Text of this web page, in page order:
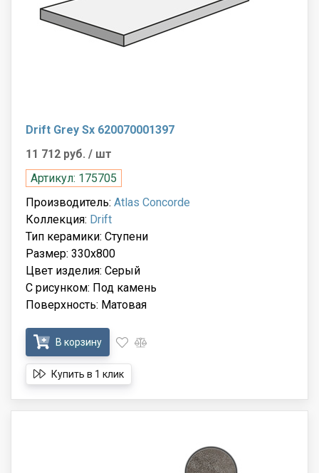
Drift Grey Sx 620070001397
11 712 руб. / шт
Артикул: 175705
Производитель: Atlas Concorde
Коллекция: Drift
Тип керамики: Ступени
Размер: 330x800
Цвет изделия: Серый
С рисунком: Под камень
Поверхность: Матовая
В корзину
Купить в 1 клик